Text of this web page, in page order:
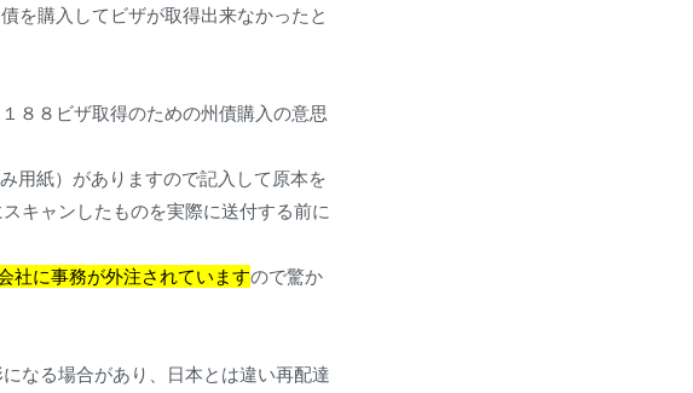
を購入してビザが取得出来なかったと
８８ビザ取得のための州債購入の意思
用紙）がありますので記入して原本を
キャンしたものを実際に送付する前に
社に事務が外注されていますので驚か
なる場合があり、日本とは違い再配達